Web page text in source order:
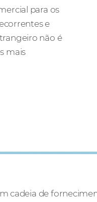
para os
e
não é
mais
cadeia de